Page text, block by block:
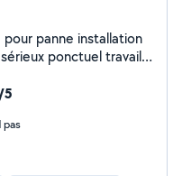
panne installation
ponctuel travail
5
pas